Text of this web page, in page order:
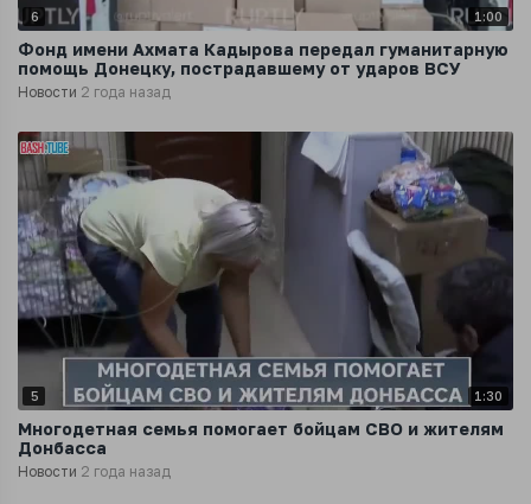
6 1:00
Фонд имени Ахмата Кадырова передал гуманитарную
помощь Донецку, пострадавшему от ударов ВСУ
Новости 2 года назад
5 1:30
Многодетная семья помогает бойцам СВО и жителям
Донбасса
Новости 2 года назад